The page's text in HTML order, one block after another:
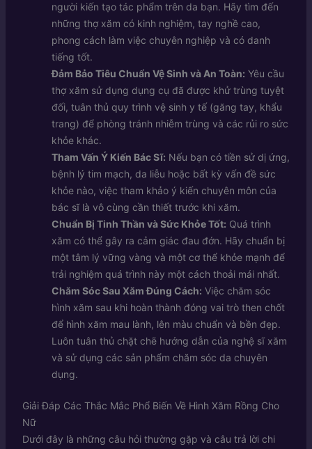
người kiến tạo tác phẩm trên da bạn. Hãy tìm đến
những thợ xăm có kinh nghiệm, tay nghề cao,
phong cách làm việc chuyên nghiệp và có danh
tiếng tốt.
Đảm Bảo Tiêu Chuẩn Vệ Sinh và An Toàn: Yêu cầu
thợ xăm sử dụng dụng cụ đã được khử trùng tuyệt
đối, tuân thủ quy trình vệ sinh y tế (găng tay, khẩu
trang) để phòng tránh nhiễm trùng và các rủi ro sức
khỏe khác.
Tham Vấn Ý Kiến Bác Sĩ: Nếu bạn có tiền sử dị ứng,
bệnh lý tim mạch, da liễu hoặc bất kỳ vấn đề sức
khỏe nào, việc tham khảo ý kiến chuyên môn của
bác sĩ là vô cùng cần thiết trước khi xăm.
Chuẩn Bị Tinh Thần và Sức Khỏe Tốt: Quá trình
xăm có thể gây ra cảm giác đau đớn. Hãy chuẩn bị
một tâm lý vững vàng và một cơ thể khỏe mạnh để
trải nghiệm quá trình này một cách thoải mái nhất.
Chăm Sóc Sau Xăm Đúng Cách: Việc chăm sóc
hình xăm sau khi hoàn thành đóng vai trò then chốt
để hình xăm mau lành, lên màu chuẩn và bền đẹp.
Luôn tuân thủ chặt chẽ hướng dẫn của nghệ sĩ xăm
và sử dụng các sản phẩm chăm sóc da chuyên
dụng.
Giải Đáp Các Thắc Mắc Phổ Biến Về Hình Xăm Rồng Cho
Nữ
Dưới đây là những câu hỏi thường gặp và câu trả lời chi